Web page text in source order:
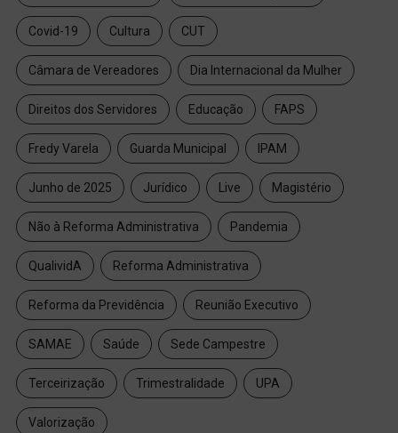
Covid-19 Cultura CUT
Câmara de Vereadores Dia Internacional da Mulher
Direitos dos Servidores Educação FAPS
Fredy Varela Guarda Municipal IPAM
Junho de 2025 Jurídico Live Magistério
Não à Reforma Administrativa Pandemia
QualividA Reforma Administrativa
Reforma da Previdência Reunião Executivo
SAMAE Saúde Sede Campestre
Terceirização Trimestralidade UPA
Valorização